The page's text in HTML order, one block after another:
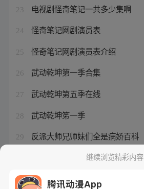
23 电视剧怪奇笔记一共多少集啊
24 怪奇笔记网剧演员表
25 怪奇笔记网剧演员表介绍
26 武动乾坤第一季合集
27 武动乾坤第五季在线
28 武动乾坤笫一季
29 反派大师兄师妹们全是病娇百科
神宠进化人物介绍大全免费阅读
继续浏览精彩内容
腾讯动漫App